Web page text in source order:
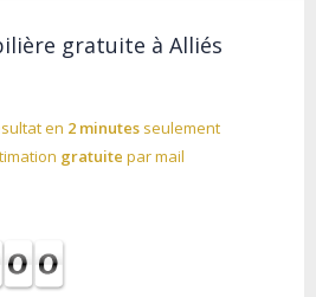
gratuite à Alliés
en 2 minutesseulement
gratuite par mail